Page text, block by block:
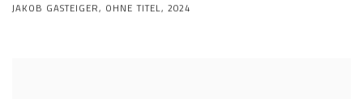
JAKOB GASTEIGER, OHNE TITEL, 2024